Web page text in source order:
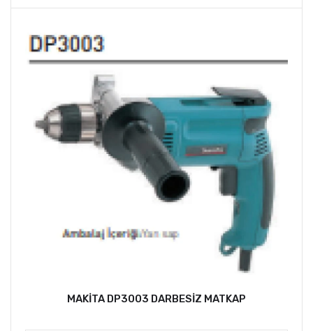
MAKİTA DP3003 DARBESİZ MATKAP